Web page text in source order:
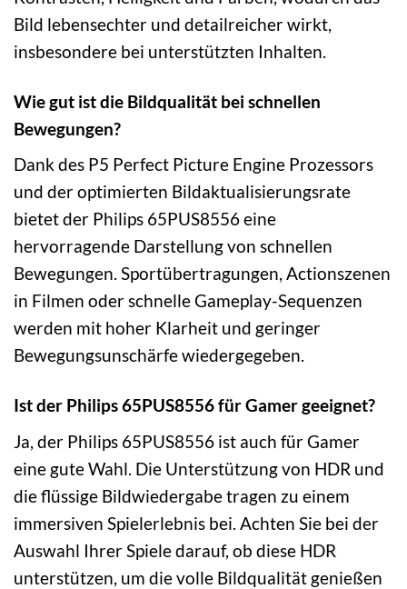
Bild lebensechter und detailreicher wirkt,
insbesondere bei unterstützten Inhalten.
Wie gut ist die Bildqualität bei schnellen
Bewegungen?
Dank des P5 Perfect Picture Engine Prozessors
und der optimierten Bildaktualisierungsrate
bietet der Philips 65PUS8556 eine
hervorragende Darstellung von schnellen
Bewegungen. Sportübertragungen, Actionszenen
in Filmen oder schnelle Gameplay-Sequenzen
werden mit hoher Klarheit und geringer
Bewegungsunschärfe wiedergegeben.
Ist der Philips 65PUS8556 für Gamer geeignet?
Ja, der Philips 65PUS8556 ist auch für Gamer
eine gute Wahl. Die Unterstützung von HDR und
die flüssige Bildwiedergabe tragen zu einem
immersiven Spielerlebnis bei. Achten Sie bei der
Auswahl Ihrer Spiele darauf, ob diese HDR
unterstützen, um die volle Bildqualität genießen